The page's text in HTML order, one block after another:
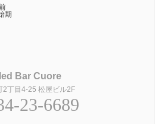
期
Bar Cuore
2丁目4-25 松屋ビル2F
23-6689